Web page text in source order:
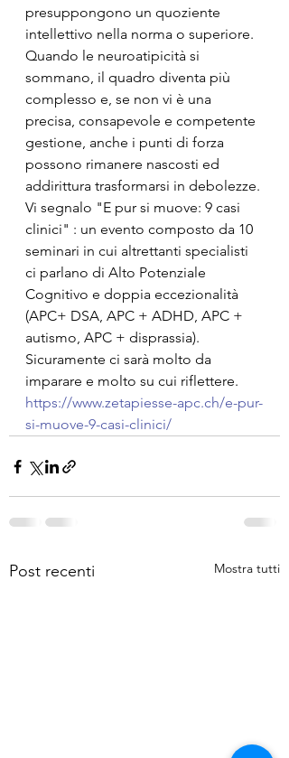
presuppongono un quoziente
intellettivo nella norma o superiore.
Quando le neuroatipicità si
sommano, il quadro diventa più
complesso e, se non vi è una
precisa, consapevole e competente
gestione, anche i punti di forza
possono rimanere nascosti ed
addirittura trasformarsi in debolezze.
Vi segnalo "E pur si muove: 9 casi
clinici" : un evento composto da 10
seminari in cui altrettanti specialisti
ci parlano di Alto Potenziale
Cognitivo e doppia eccezionalità
(APC+ DSA, APC + ADHD, APC +
autismo, APC + disprassia).
Sicuramente ci sarà molto da
imparare e molto su cui riflettere.
https://www.zetapiesse-apc.ch/e-pur-
si-muove-9-casi-clinici/
Post recenti Mostra tutti